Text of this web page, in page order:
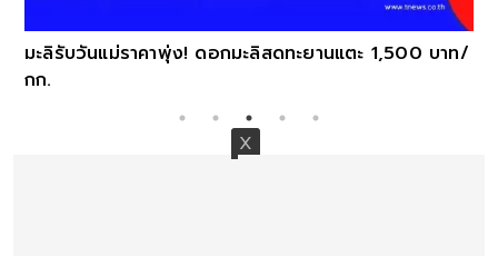
มะลิรับวันแม่ราคาพุ่ง! ดอกมะลิสดทะยานแตะ 1,500 บาท/
กก.